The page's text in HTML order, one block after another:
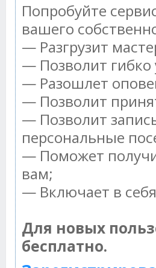
Попробуйте
вашего
— Разгрузит
— Позволит гибко
— Разошлет
— Позволит
— Позволит
персональные
— Поможет
вам;
— Включает в
Для новых
бесплатно.